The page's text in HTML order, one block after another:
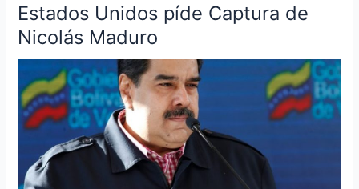
Estados Unidos píde Captura de
Nicolás Maduro
Estados
Unidos
píde
Captura
de
Nicolás
Maduro